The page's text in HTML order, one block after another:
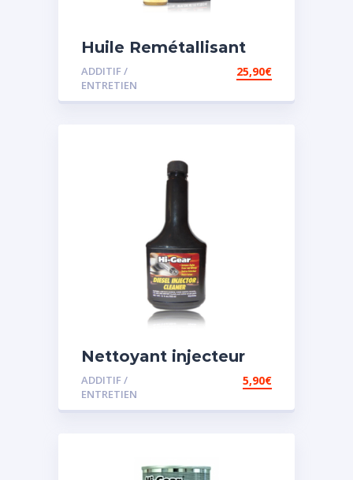
Huile Remétallisant
Moteur SMT2
ADDITIF /
ENTRETIEN
25,90€
Nettoyant injecteur
diesel
ADDITIF /
ENTRETIEN
5,90€